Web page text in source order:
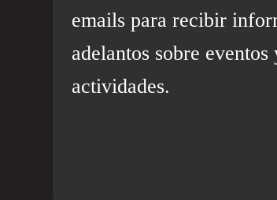
emails para recibir
adelantos sobre eventos
actividades.